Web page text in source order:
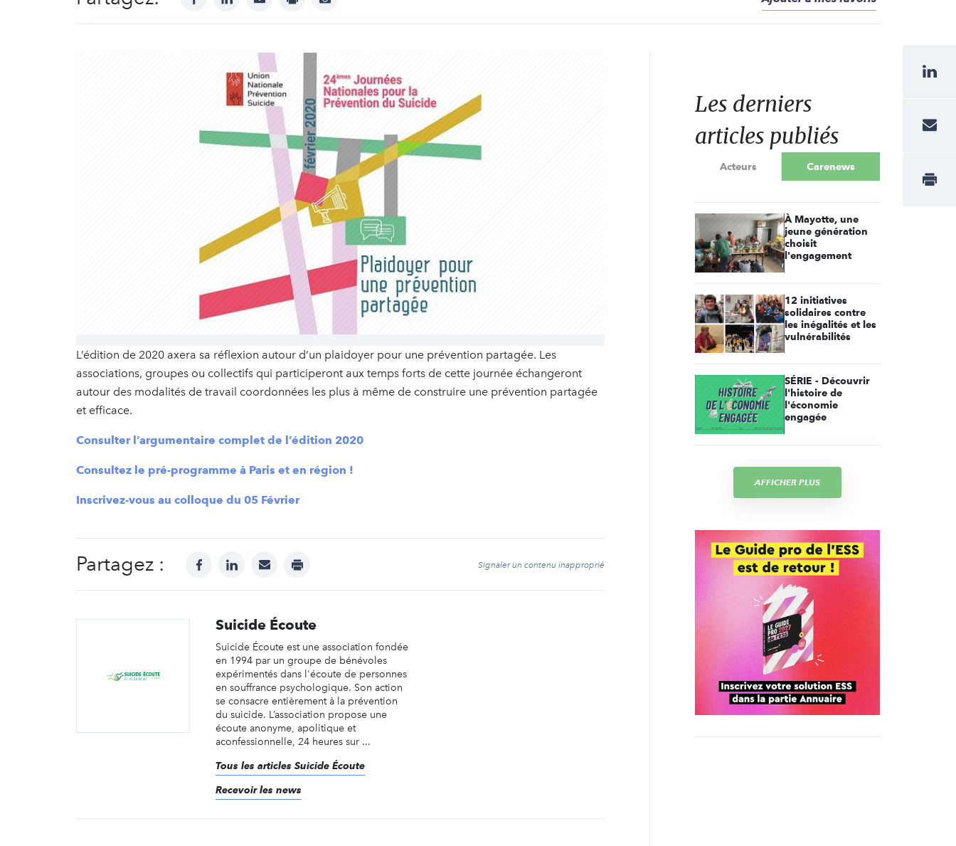
L’édition de 2020 axera sa réflexion autour d’un plaidoyer pour une prévention partagée. Les
associations, groupes ou collectifs qui participeront aux temps forts de cette journée échangeront
autour des modalités de travail coordonnées les plus à même de construire une prévention partagée
et efficace.
Consulter l’argumentaire complet de l’édition 2020
Consultez le pré-programme à Paris et en région !
Inscrivez-vous au colloque du 05 Février
Partagez : facebooklinkedinmail print Signaler un contenu inapproprié
Suicide Écoute
Suicide Écoute est une association fondée
en 1994 par un groupe de bénévoles
expérimentés dans l'écoute de personnes
en souffrance psychologique. Son action
se consacre entièrement à la prévention
du suicide. L’association propose une
écoute anonyme, apolitique et
aconfessionnelle, 24 heures sur ...
Tous les articles Suicide Écoute
Recevoir les news
Les derniers
articles publiés
Acteurs Carenews
À Mayotte, une
jeune génération
choisit
l'engagement
12 initiatives
solidaires contre
les inégalités et les
vulnérabilités
SÉRIE - Découvrir
l'histoire de
l'économie
engagée
AFFICHER PLUS